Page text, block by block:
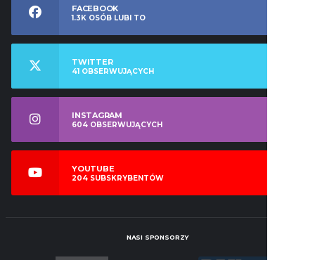
FACEBOOK
1.3K OSÓB LUBI TO
TWITTER
41 OBSERWUJĄCYCH
INSTAGRAM
604 OBSERWUJĄCYCH
YOUTUBE
204 SUBSKRYBENTÓW
NASI SPONSORZY